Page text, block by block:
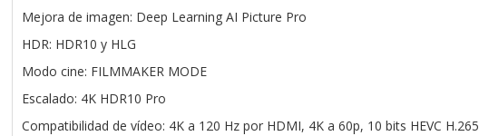
Mejora de imagen: Deep Learning AI Picture Pro
HDR: HDR10 y HLG
Modo cine: FILMMAKER MODE
Escalado: 4K HDR10 Pro
Compatibilidad de vídeo: 4K a 120 Hz por HDMI, 4K a 60p, 10 bits HEVC H.265